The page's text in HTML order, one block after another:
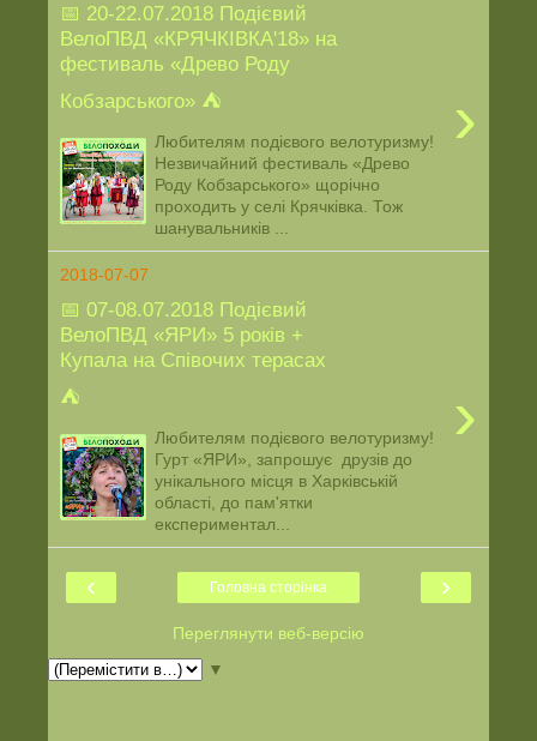
📅 20-22.07.2018 Подієвий
ВелоПВД «КРЯЧКІВКА'18» на
фестиваль «Древо Роду
Кобзарського» ⛺️
›
Любителям подієвого велотуризму!
Незвичайний фестиваль «Древо
Роду Кобзарського» щорічно
проходить у селі Крячківка. Тож
шанувальників ...
2018-07-07
📅 07-08.07.2018 Подієвий
ВелоПВД «ЯРИ» 5 років +
Купала на Співочих терасах
⛺️
›
Любителям подієвого велотуризму!
Гурт «ЯРИ», запрошує друзів до
унікального місця в Харківській
області, до пам'ятки
експериментал...
‹ ›
Головна сторінка
Переглянути веб-версію
▼